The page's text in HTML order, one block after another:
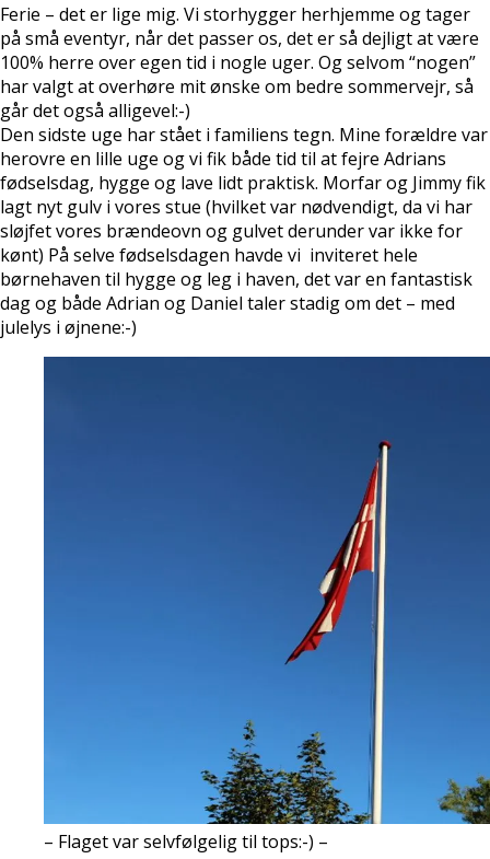
Ferie – det er lige mig. Vi storhygger herhjemme og tager
på små eventyr, når det passer os, det er så dejligt at være
100% herre over egen tid i nogle uger. Og selvom “nogen”
har valgt at overhøre mit ønske om bedre sommervejr, så
går det også alligevel:-)
Den sidste uge har stået i familiens tegn. Mine forældre var
herovre en lille uge og vi fik både tid til at fejre Adrians
fødselsdag, hygge og lave lidt praktisk. Morfar og Jimmy fik
lagt nyt gulv i vores stue (hvilket var nødvendigt, da vi har
sløjfet vores brændeovn og gulvet derunder var ikke for
kønt) På selve fødselsdagen havde vi inviteret hele
børnehaven til hygge og leg i haven, det var en fantastisk
dag og både Adrian og Daniel taler stadig om det – med
julelys i øjnene:-)
– Flaget var selvfølgelig til tops:-) –